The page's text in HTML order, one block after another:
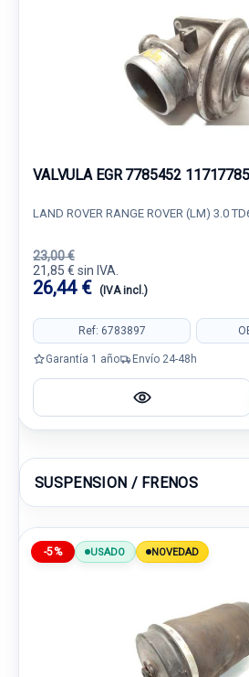
VALVULA EGR 7785452
LAND ROVER RANGE ROVER (LM) 3.0
23,00 €
21,85 € sin IVA.
26,44 € (IVA incl.)
Ref: 6783897
Garantía 1 año Envío 24-48h
SUSPENSION / FRENOS
-5% USADO NOVEDAD